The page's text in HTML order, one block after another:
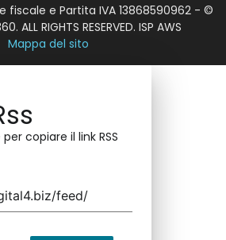
fiscale e Partita IVA 13868590962 - ©
ALL RIGHTS RESERVED. ISP AWS
Mappa del sito
copiare il link RSS